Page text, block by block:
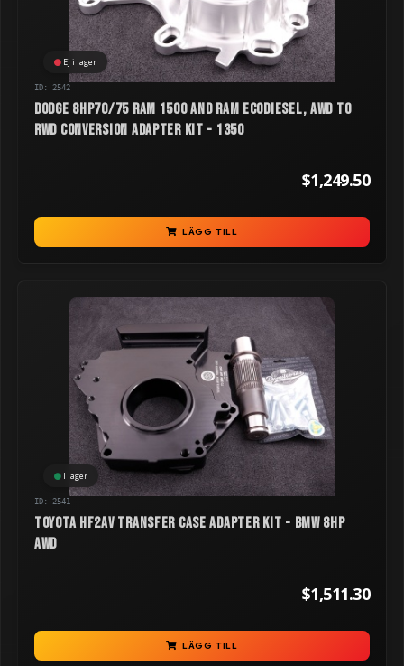
Ej i lager
ID: 2542
Dodge 8HP70/75 RAM 1500 and RAM Ecodiesel, AWD to
RWD Conversion Adapter Kit - 1350
$1,249.50
LÄGG TILL
I lager
ID: 2541
Toyota HF2AV Transfer Case Adapter kit - BMW 8HP
AWD
$1,511.30
LÄGG TILL